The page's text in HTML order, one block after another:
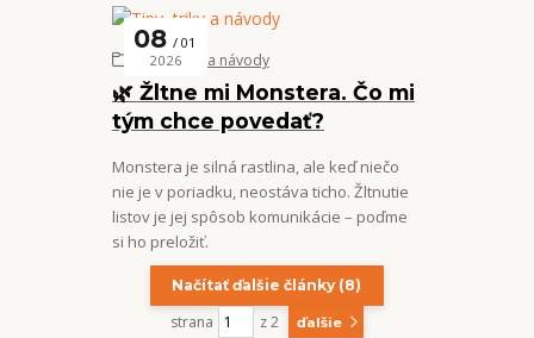
🌿 Žltne mi Monstera. Čo mi
tým chce povedať?
08
01
2026
Tipy, triky a návody
Monstera je silná rastlina, ale keď niečo
nie je v poriadku, neostáva ticho. Žltnutie
listov je jej spôsob komunikácie – poďme
si ho preložiť.
Načítať ďalšie články (8)
strana z 2 ďalšie